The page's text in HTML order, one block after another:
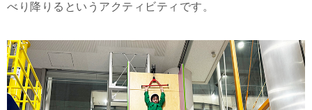
べり降りるというアクティビティです。